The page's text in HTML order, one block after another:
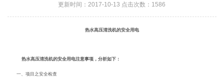
更新时间：2017-10-13 点击次数：1586
热水高压清洗机的安全用电
热水高压清洗机的安全用电注意事项，分析如下：
一、项目之安全检查